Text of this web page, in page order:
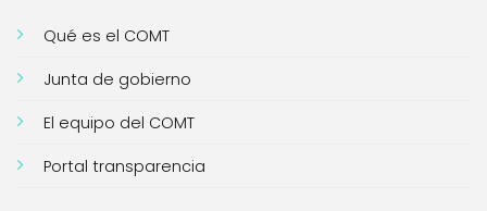
Qué es el COMT
Junta de gobierno
El equipo del COMT
Portal transparencia